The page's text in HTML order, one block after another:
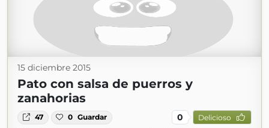
15 diciembre 2015
Pato con salsa de puerros y
zanahorias
47 0 Guardar 0 Delicioso